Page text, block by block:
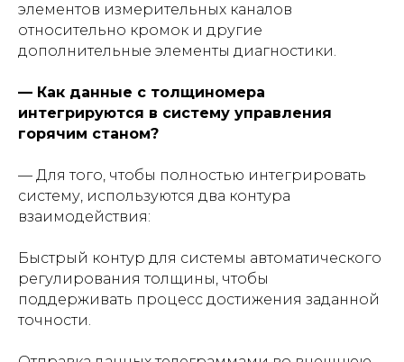
элементов измерительных каналов
относительно кромок и другие
дополнительные элементы диагностики.
— Как данные с толщиномера
интегрируются в систему управления
горячим станом?
— Для того, чтобы полностью интегрировать
систему, используются два контура
взаимодействия:
Быстрый контур для системы автоматического
регулирования толщины, чтобы
поддерживать процесс достижения заданной
точности.